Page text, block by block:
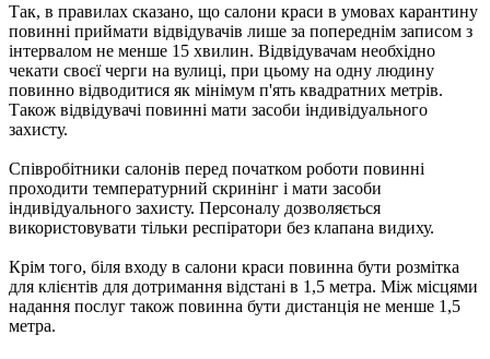
Так, в правилах сказано, що салони краси в умовах карантину
повинні приймати відвідувачів лише за попереднім записом з
інтервалом не менше 15 хвилин. Відвідувачам необхідно
чекати своєї черги на вулиці, при цьому на одну людину
повинно відводитися як мінімум п'ять квадратних метрів.
Також відвідувачі повинні мати засоби індивідуального
захисту.
Співробітники салонів перед початком роботи повинні
проходити температурний скринінг і мати засоби
індивідуального захисту. Персоналу дозволяється
використовувати тільки респіратори без клапана видиху.
Крім того, біля входу в салони краси повинна бути розмітка
для клієнтів для дотримання відстані в 1,5 метра. Між місцями
надання послуг також повинна бути дистанція не менше 1,5
метра.